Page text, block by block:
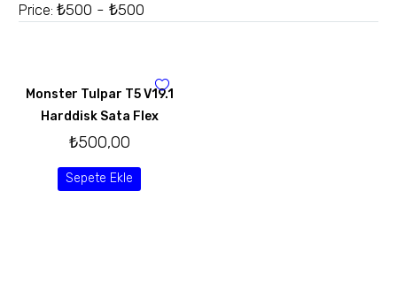
Price: ₺500 - ₺500
Monster Tulpar T5 V19.1
Harddisk Sata Flex
₺500,00
Sepete Ekle